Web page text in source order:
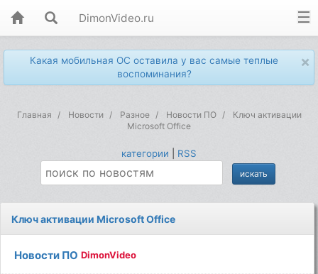
DimonVideo.ru
×
Какая мобильная ОС оставила у вас самые теплые
воспоминания?
Главная Новости Разное Новости ПО
Ключ активации
Microsoft Office
категории RSS
Ключ активации Microsoft Office
Новости ПО DimonVideo